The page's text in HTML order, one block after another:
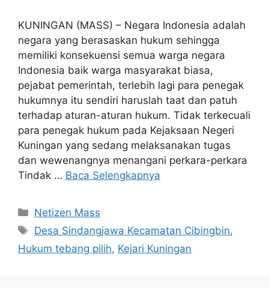
KUNINGAN (MASS) – Negara Indonesia adalah
negara yang berasaskan hukum sehingga
memiliki konsekuensi semua warga negara
Indonesia baik warga masyarakat biasa,
pejabat pemerintah, terlebih lagi para penegak
hukumnya itu sendiri haruslah taat dan patuh
terhadap aturan-aturan hukum. Tidak terkecuali
para penegak hukum pada Kejaksaan Negeri
Kuningan yang sedang melaksanakan tugas
dan wewenangnya menangani perkara-perkara
Tindak … Baca Selengkapnya
Kategori
Netizen Mass
Tag
Desa Sindangjawa Kecamatan Cibingbin,
Hukum tebang pilih, Kejari Kuningan